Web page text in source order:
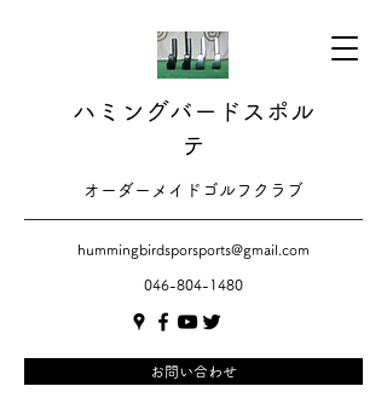
ハミングバードスポル
テ
​​オーダーメイドゴルフクラブ
hummingbirdsporsports@gmail.com
046-804-1480
お問い合わせ